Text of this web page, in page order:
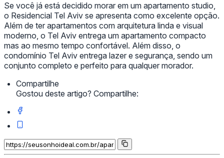
Se você já está decidido morar em um apartamento studio,
o Residencial Tel Aviv se apresenta como excelente opção.
Além de ter apartamentos com arquitetura linda e visual
moderno, o Tel Aviv entrega um apartamento compacto
mas ao mesmo tempo confortável. Além disso, o
condomínio Tel Aviv entrega lazer e segurança, sendo um
conjunto completo e perfeito para qualquer morador.
Compartilhe
Gostou deste artigo? Compartilhe: